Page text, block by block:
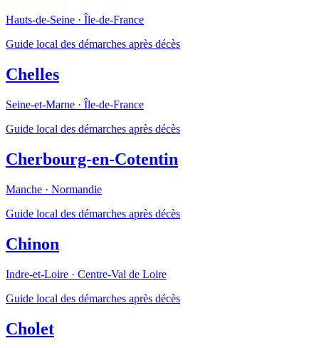
Hauts-de-Seine · Île-de-France
Guide local des démarches après décès
Chelles
Seine-et-Marne · Île-de-France
Guide local des démarches après décès
Cherbourg-en-Cotentin
Manche · Normandie
Guide local des démarches après décès
Chinon
Indre-et-Loire · Centre-Val de Loire
Guide local des démarches après décès
Cholet